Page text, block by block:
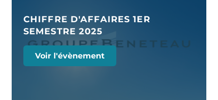
CHIFFRE D'AFFAIRES 1ER
SEMESTRE 2025
Voir l'évènement